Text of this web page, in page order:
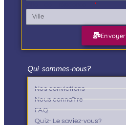
Envoyer
Qui sommes-nous?
Nos convictions
Nous connaître
FAQ
Quiz- Le saviez-vous?